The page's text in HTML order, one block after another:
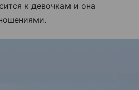
к девочкам и она